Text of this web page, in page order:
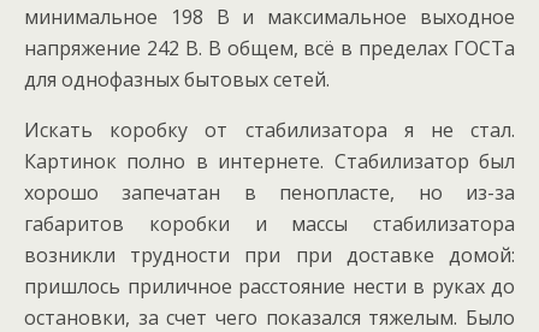
минимальное 198 В и максимальное выходное
напряжение 242 В. В общем, всё в пределах ГОСТа
для однофазных бытовых сетей.
Искать коробку от стабилизатора я не стал.
Картинок полно в интернете. Стабилизатор был
хорошо запечатан в пенопласте, но из-за
габаритов коробки и массы стабилизатора
возникли трудности при при доставке домой:
пришлось приличное расстояние нести в руках до
остановки, за счет чего показался тяжелым. Было